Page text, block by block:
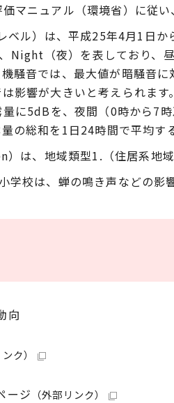
マニュアル（環境省）に従
ベル）は、平成25年4月1日
Night（夜）を表しており、
騒音では、最大値が暗騒音
影響が大きいと考えられま
に5dBを、夜間（0時から7
の総和を1日24時間で平均す
は、地域類型1.（住居系地
学校は、蝉の鳴き声などの影
向
ク）
ージ （外部リンク）